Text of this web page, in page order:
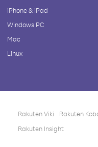
iPhone & iPad
Windows PC
Mac
Linux
Rakuten Viki Rakuten
Rakuten Insight